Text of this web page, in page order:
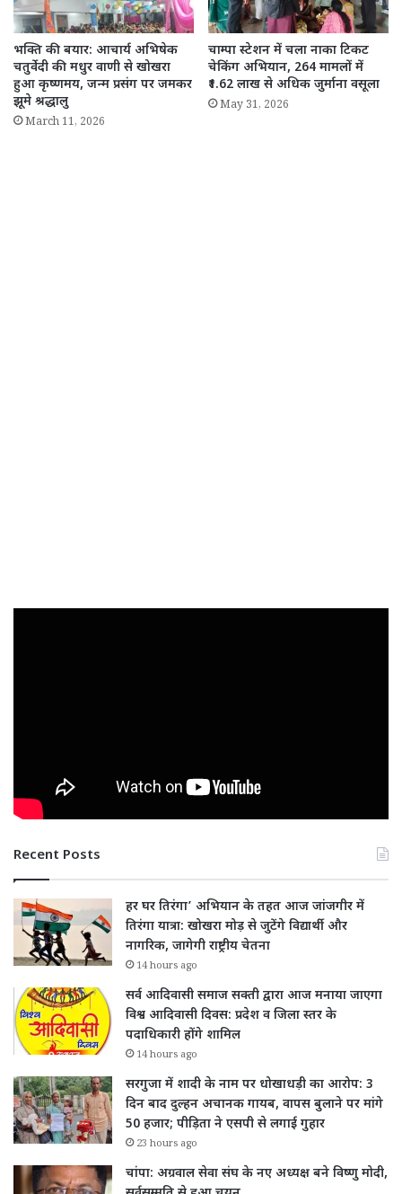
भक्ति की बयार: आचार्य अभिषेक
चतुर्वेदी की मधुर वाणी से खोखरा
हुआ कृष्णमय, जन्म प्रसंग पर जमकर
झूमे श्रद्धालु
March 11, 2026
चाम्पा स्टेशन में चला नाका टिकट
चेकिंग अभियान, 264 मामलों में
₹1.62 लाख से अधिक जुर्माना वसूला
May 31, 2026
Recent Posts
हर घर तिरंगा’ अभियान के तहत आज जांजगीर में
तिरंगा यात्रा: खोखरा मोड़ से जुटेंगे विद्यार्थी और
नागरिक, जागेगी राष्ट्रीय चेतना
14 hours ago
सर्व आदिवासी समाज सक्ती द्वारा आज मनाया जाएगा
विश्व आदिवासी दिवस: प्रदेश व जिला स्तर के
पदाधिकारी होंगे शामिल
14 hours ago
सरगुजा में शादी के नाम पर धोखाधड़ी का आरोप: 3
दिन बाद दुल्हन अचानक गायब, वापस बुलाने पर मांगे
50 हजार; पीड़िता ने एसपी से लगाई गुहार
23 hours ago
चांपा: अग्रवाल सेवा संघ के नए अध्यक्ष बने विष्णु मोदी,